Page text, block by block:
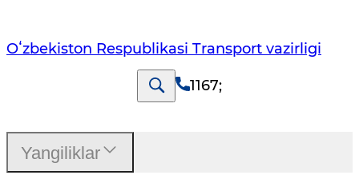
Oʻzbekiston Respublikasi Transport vazirligi
1167;
Yangiliklar